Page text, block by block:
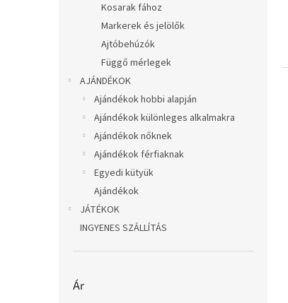
Kosarak fához
Markerek és jelölők
Ajtóbehúzók
Függő mérlegek
AJÁNDÉKOK
Ajándékok hobbi alapján
Ajándékok különleges alkalmakra
Ajándékok nőknek
Ajándékok férfiaknak
Egyedi kütyük
Ajándékok
JÁTÉKOK
INGYENES SZÁLLÍTÁS
Ár